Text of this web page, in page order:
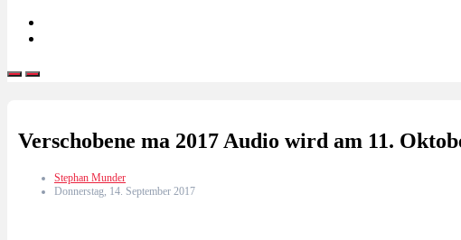
Verschobene ma 2017 Audio wird am 11.
Stephan Munder
Donnerstag, 14. September 2017